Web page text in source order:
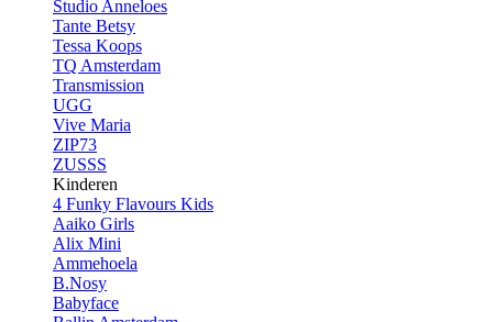
Studio Anneloes
Tante Betsy
Tessa Koops
TQ Amsterdam
Transmission
UGG
Vive Maria
ZIP73
ZUSSS
Kinderen
4 Funky Flavours Kids
Aaiko Girls
Alix Mini
Ammehoela
B.Nosy
Babyface